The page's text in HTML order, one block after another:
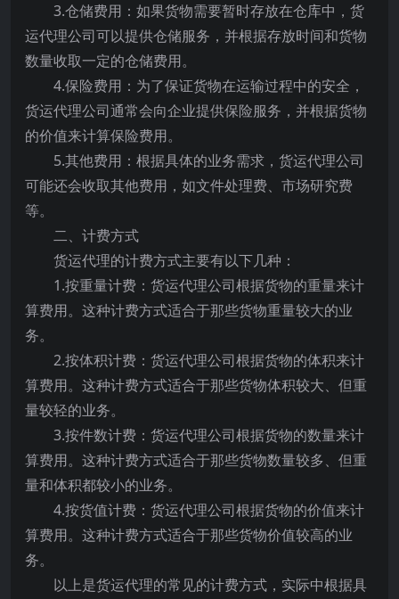
3.仓储费用：如果货物需要暂时存放在仓库中，货
运代理公司可以提供仓储服务，并根据存放时间和货物
数量收取一定的仓储费用。
4.保险费用：为了保证货物在运输过程中的安全，
货运代理公司通常会向企业提供保险服务，并根据货物
的价值来计算保险费用。
5.其他费用：根据具体的业务需求，货运代理公司
可能还会收取其他费用，如文件处理费、市场研究费
等。
二、计费方式
货运代理的计费方式主要有以下几种：
1.按重量计费：货运代理公司根据货物的重量来计
算费用。这种计费方式适合于那些货物重量较大的业
务。
2.按体积计费：货运代理公司根据货物的体积来计
算费用。这种计费方式适合于那些货物体积较大、但重
量较轻的业务。
3.按件数计费：货运代理公司根据货物的数量来计
算费用。这种计费方式适合于那些货物数量较多、但重
量和体积都较小的业务。
4.按货值计费：货运代理公司根据货物的价值来计
算费用。这种计费方式适合于那些货物价值较高的业
务。
以上是货运代理的常见的计费方式，实际中根据具